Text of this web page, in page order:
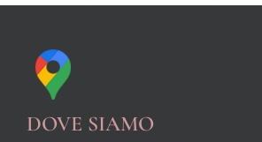
DOVE SIAMO